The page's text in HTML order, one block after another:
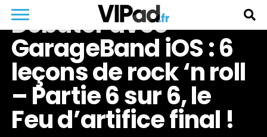
Débuter avec
GarageBand iOS : 6
leçons de rock ‘n roll
– Partie 6 sur 6, le
Feu d’artifice final !